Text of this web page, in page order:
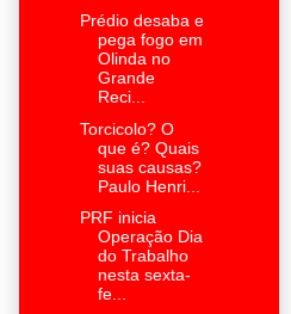
Prédio desaba e
pega fogo em
Olinda no
Grande
Reci...
Torcicolo? O
que é? Quais
suas causas?
Paulo Henri...
PRF inicia
Operação Dia
do Trabalho
nesta sexta-
fe...